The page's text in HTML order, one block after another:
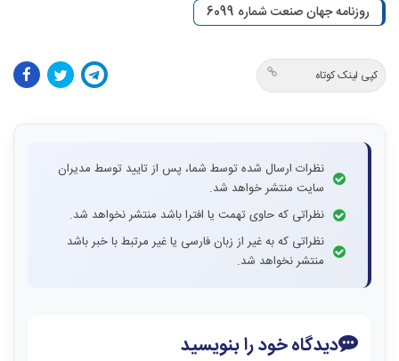
روزنامه جهان صنعت شماره 6099
کپی لینک کوتاه
نظرات ارسال شده توسط شما، پس از تایید توسط مدیران
سایت منتشر خواهد شد.
نظراتی که حاوی تهمت یا افترا باشد منتشر نخواهد شد.
نظراتی که به غیر از زبان فارسی یا غیر مرتبط با خبر باشد
منتشر نخواهد شد.
دیدگاه خود را بنویسید